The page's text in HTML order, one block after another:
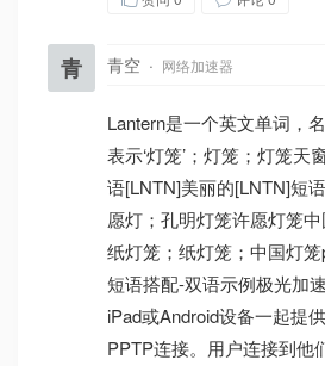
青 青空 · 网络加速器
Lantern是一个英文单词，
表示‘灯笼’；灯笼；灯笼天
语[LNTN]美丽的[LNTN]短
愿灯；孔明灯笼许愿灯笼
纸灯笼；纸灯笼；中国灯
短语搭配-双语示例极光加
iPad或Android设备一起提
PPTP连接。用户连接到他